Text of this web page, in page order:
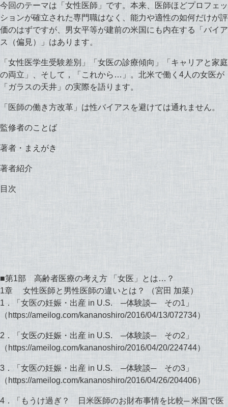
今回のテーマは「女性医師」です。本来、医師ほどプロフェッ
ションが確立された専門職はなく、能力や適性の如何だけが評
価のはずですが、男女平等が建前の米国にも内在する「バイア
ス（偏見）」はあります。
「女性医学生受験差別」「女医の診療傾向」「キャリアと家庭
の両立」、そして，「これから…」。北米で働く4人の女医が
「ガラスの天井」の実際を語ります。
「医師の働き方改革」は性バイアスを避けては通れません。
監修者のことば
著者・まえがき
著者紹介
目次
■第1部 高齢者医療の考え方 「女医」とは…？
1章 女性医師と男性医師の違いとは？ （宮田 加菜）
1．「女医の妊娠・出産 in U.S. ─体験談─ その1」
（https://ameilog.com/kananoshiro/2016/04/13/072734）
2．「女医の妊娠・出産 in U.S. ─体験談─ その2」
（https://ameilog.com/kananoshiro/2016/04/20/224744）
3．「女医の妊娠・出産 in U.S. ─体験談─ その3」
（https://ameilog.com/kananoshiro/2016/04/26/204406）
4．「もうけ過ぎ？ 日米医師のお財布事情を比較─ 米国で医